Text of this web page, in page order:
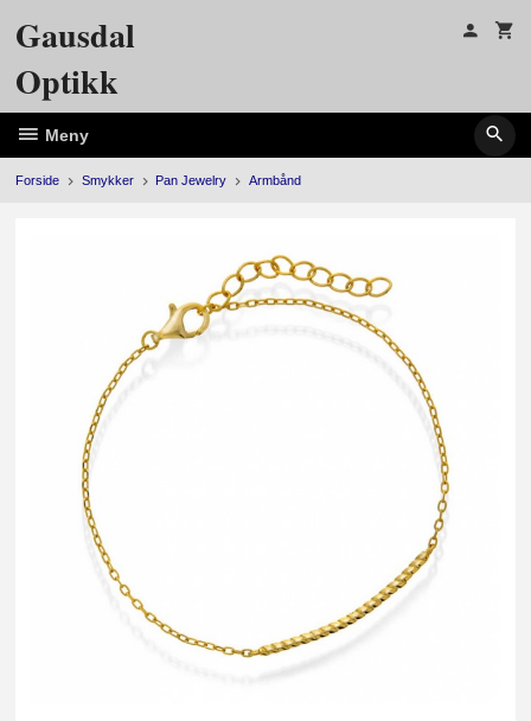
Gausdal
Optikk
Meny
Forside Smykker Pan Jewelry Armbånd